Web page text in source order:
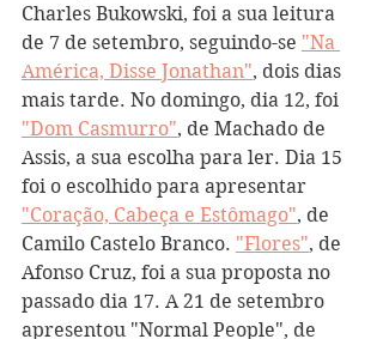
Charles Bukowski, foi a sua leitura
de 7 de setembro, seguindo-se "Na
América, Disse Jonathan", dois dias
mais tarde. No domingo, dia 12, foi
"Dom Casmurro", de Machado de
Assis, a sua escolha para ler. Dia 15
foi o escolhido para apresentar
"Coração, Cabeça e Estômago", de
Camilo Castelo Branco. "Flores", de
Afonso Cruz, foi a sua proposta no
passado dia 17. A 21 de setembro
apresentou "Normal People", de